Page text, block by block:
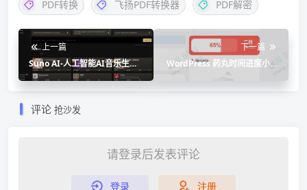
PDF转换 飞扬PDF转换器 PDF解密
上一篇
Suno AI-人工智能AI音乐生成
器 一键文本转歌曲
下一篇
WordPress 药丸时间进度小工
评论 抢沙发
请登录后发表评论
登录 注册